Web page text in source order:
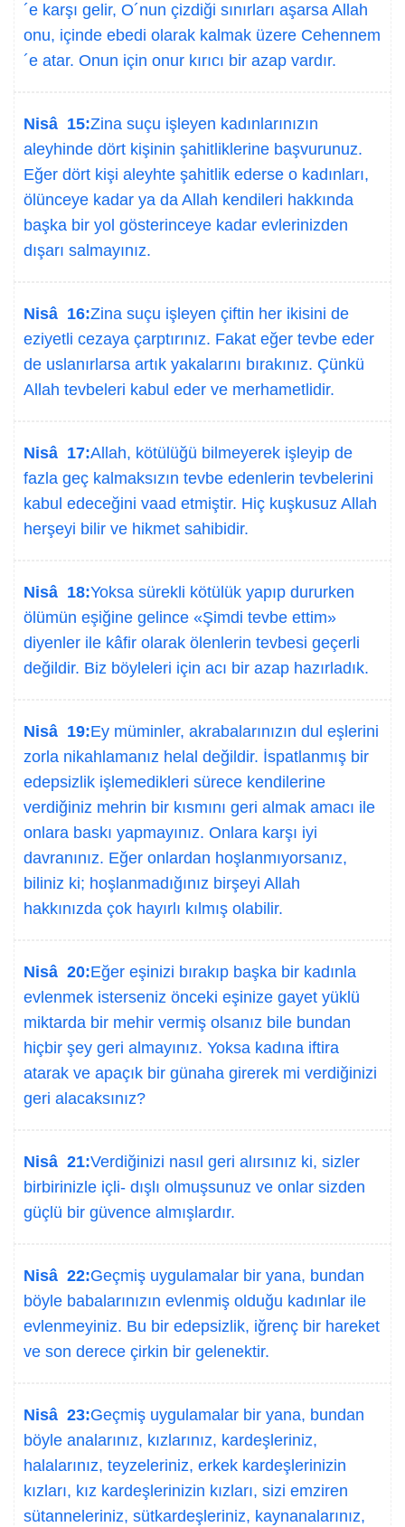
´e karşı gelir, O´nun çizdiği sınırları aşarsa Allah
onu, içinde ebedi olarak kalmak üzere Cehennem
´e atar. Onun için onur kırıcı bir azap vardır.
Nisâ 15:Zina suçu işleyen kadınlarınızın
aleyhinde dört kişinin şahitliklerine başvurunuz.
Eğer dört kişi aleyhte şahitlik ederse o kadınları,
ölünceye kadar ya da Allah kendileri hakkında
başka bir yol gösterinceye kadar evlerinizden
dışarı salmayınız.
Nisâ 16:Zina suçu işleyen çiftin her ikisini de
eziyetli cezaya çarptırınız. Fakat eğer tevbe eder
de uslanırlarsa artık yakalarını bırakınız. Çünkü
Allah tevbeleri kabul eder ve merhametlidir.
Nisâ 17:Allah, kötülüğü bilmeyerek işleyip de
fazla geç kalmaksızın tevbe edenlerin tevbelerini
kabul edeceğini vaad etmiştir. Hiç kuşkusuz Allah
herşeyi bilir ve hikmet sahibidir.
Nisâ 18:Yoksa sürekli kötülük yapıp dururken
ölümün eşiğine gelince «Şimdi tevbe ettim»
diyenler ile kâfir olarak ölenlerin tevbesi geçerli
değildir. Biz böyleleri için acı bir azap hazırladık.
Nisâ 19:Ey müminler, akrabalarınızın dul eşlerini
zorla nikahlamanız helal değildir. İspatlanmış bir
edepsizlik işlemedikleri sürece kendilerine
verdiğiniz mehrin bir kısmını geri almak amacı ile
onlara baskı yapmayınız. Onlara karşı iyi
davranınız. Eğer onlardan hoşlanmıyorsanız,
biliniz ki; hoşlanmadığınız birşeyi Allah
hakkınızda çok hayırlı kılmış olabilir.
Nisâ 20:Eğer eşinizi bırakıp başka bir kadınla
evlenmek isterseniz önceki eşinize gayet yüklü
miktarda bir mehir vermiş olsanız bile bundan
hiçbir şey geri almayınız. Yoksa kadına iftira
atarak ve apaçık bir günaha girerek mi verdiğinizi
geri alacaksınız?
Nisâ 21:Verdiğinizi nasıl geri alırsınız ki, sizler
birbirinizle içli- dışlı olmuşsunuz ve onlar sizden
güçlü bir güvence almışlardır.
Nisâ 22:Geçmiş uygulamalar bir yana, bundan
böyle babalarınızın evlenmiş olduğu kadınlar ile
evlenmeyiniz. Bu bir edepsizlik, iğrenç bir hareket
ve son derece çirkin bir gelenektir.
Nisâ 23:Geçmiş uygulamalar bir yana, bundan
böyle analarınız, kızlarınız, kardeşleriniz,
halalarınız, teyzeleriniz, erkek kardeşlerinizin
kızları, kız kardeşlerinizin kızları, sizi emziren
sütanneleriniz, sütkardeşleriniz, kaynanalarınız,